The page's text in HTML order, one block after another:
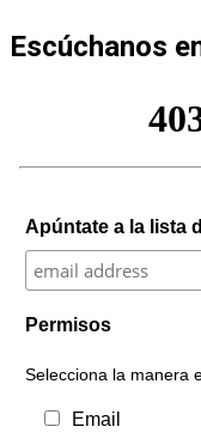
Escúchanos
Apúntate a la lista
Permisos
Selecciona la manera
Email